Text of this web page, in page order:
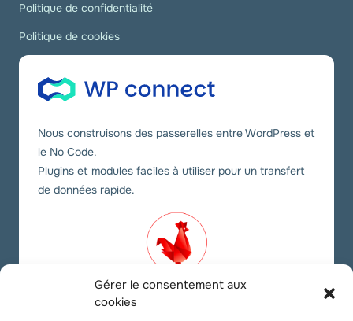
Gérer le consentement aux
cookies
Politique de confidentialité
Politique de cookies
Nous construisons des passerelles entre WordPress et
le No Code.
Plugins et modules faciles à utiliser pour un transfert
de données rapide.